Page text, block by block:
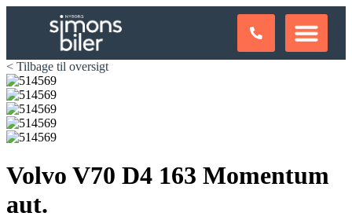
< Tilbage til oversigt
Volvo V70 D4 163 Momentum
aut.